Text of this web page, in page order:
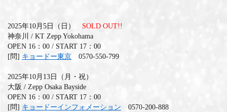
ARCHIVES
2025年10月5日（日） SOLD OUT!!
神奈川 / KT Zepp Yokohama
OPEN 16：00 / START 17：00
[問] キョードー東京 0570-550-799
2025年10月13日（月・祝）
大阪 / Zepp Osaka Bayside
OPEN 16：00 / START 17：00
[問] キョードーインフォメーション 0570-200-888